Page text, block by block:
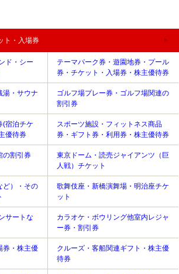
ト・入場券
ド・シー
テーマパーク券・遊園地券・プール
券・チケット・入場券・株主優待券
湯・サウナ
ゴルフ場プレー券・ゴルフ場関連の
割引券
(宿泊チケ
優待券
スポーツ施設・フィットネス商品
券・ギフト券・利用券・株主優待券
の割引券
東京ドーム・読売ジャイアンツ（巨
人戦）チケット
ど）・その
歌舞伎座・新橋演舞場・明治座チケ
ット
サートな
カラオケ・ボウリング他室内レジャ
ー券・割引券
券・株主優
クルーズ・客船関連ギフト・株主優
待券